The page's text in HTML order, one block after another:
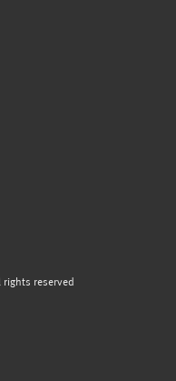
reserved